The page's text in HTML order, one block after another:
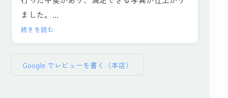
ただき、納得のいく
仕上がりでデータも
種類多く頂けまし
流れ作業ではなく、
上げていただき、デ
ータも即日送ってい
ただけたので大変助
ていただきとても為
ました。
セット、写真6枚、写真データ送付で約
¥16,000、証明写真のボックスに入って撮れば
続きを読む
Google でレビューを書く（本店）